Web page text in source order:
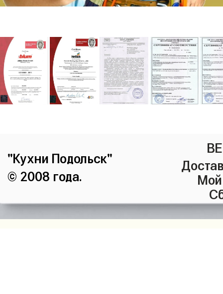
"Кухни Подольск"
© 2008 года.